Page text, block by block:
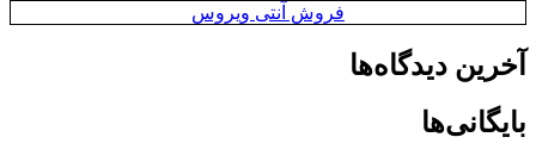
فروش آنتی ویروس
آخرین دیدگاه‌ها
بایگانی‌ها